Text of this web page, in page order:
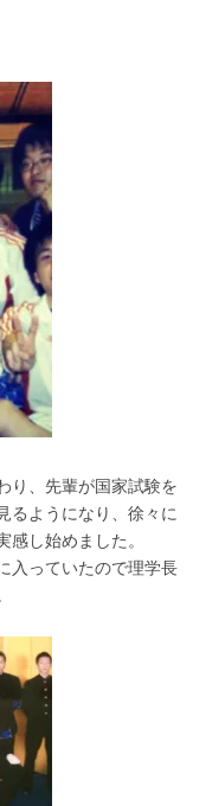
り、先輩が国家試験を
るようになり、徐々に
し始めました。
入っていたので理学長